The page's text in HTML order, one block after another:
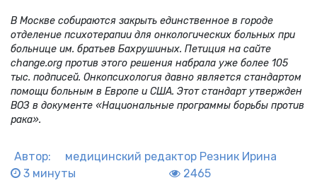
В Москве собираются закрыть единственное в городе
отделение психотерапии для онкологических больных при
больнице им. братьев Бахрушиных. Петиция на сайте
change.org против этого решения набрала уже более 105
тыс. подписей. Онкопсихология давно является стандартом
помощи больным в Европе и США. Этот стандарт утвержден
ВОЗ в документе «Национальные программы борьбы против
рака».
Автор: медицинский редактор Резник Ирина
3 минуты
2465